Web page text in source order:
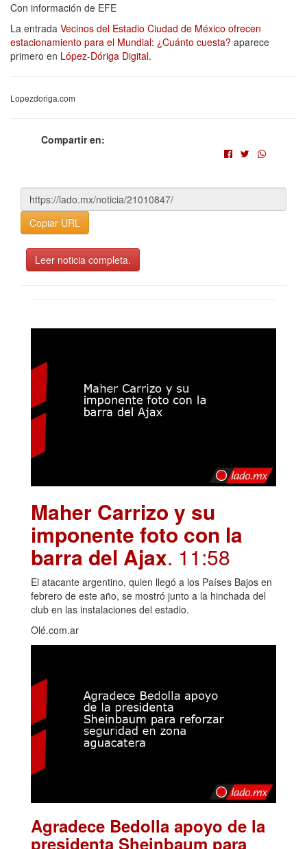
Con información de EFE
La entrada Vecinos del Estadio Ciudad de México ofrecen
estacionamiento para el Mundial: ¿Cuánto cuesta? aparece
primero en López-Dóriga Digital.
Lopezdoriga.com
Compartir en:
Copiar URL
Leer noticia completa.
Maher Carrizo y su
imponente foto con la
barra del Ajax. 11:58
El atacante argentino, quien llegó a los Países Bajos en
febrero de este año, se mostró junto a la hinchada del
club en las instalaciones del estadio.
Olé.com.ar
Agradece Bedolla apoyo de la
presidenta Sheinbaum para